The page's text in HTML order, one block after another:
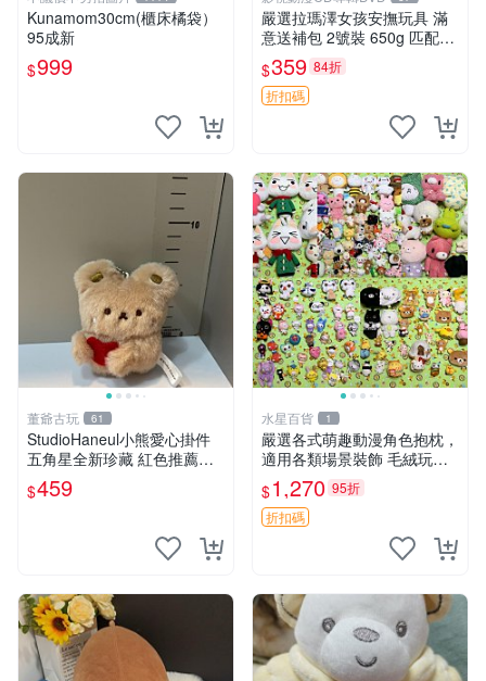
Kunamom30cm(櫃床橘袋）
95成新
$999
嚴選拉瑪澤女孩安撫玩具 滿
意送補包 2號裝 650g 匹配嬰
幼童舒壓好伴侶 女孩專用 安
心選擇 安撫玩偶 衝包 玩具
$359 84折
折扣碼
董爺古玩 61
StudioHaneul小熊愛心掛件
五角星全新珍藏 紅色推薦收
藏 玩具掛飾 掛件 新品
$459
水星百貨 1
嚴選各式萌趣動漫角色抱枕，
適用各類場景裝飾 毛絨玩
具、卡通抱枕、趣味玩偶
$1,270 95折
折扣碼